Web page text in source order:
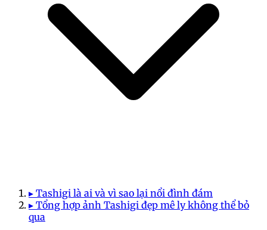
▸ Tashigi là ai và vì sao lại nổi đình đám
▸ Tổng hợp ảnh Tashigi đẹp mê ly không thể bỏ
qua